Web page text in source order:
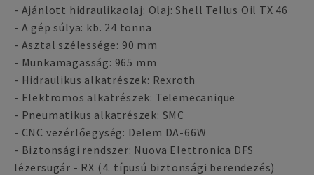
- Ajánlott hidraulikaolaj: Olaj: Shell Tellus Oil TX 46
- A gép súlya: kb. 24 tonna
- Asztal szélessége: 90 mm
- Munkamagasság: 965 mm
- Hidraulikus alkatrészek: Rexroth
- Elektromos alkatrészek: Telemecanique
- Pneumatikus alkatrészek: SMC
- CNC vezérlőegység: Delem DA-66W
- Biztonsági rendszer: Nuova Elettronica DFS
lézersugár - RX (4. típusú biztonsági berendezés)